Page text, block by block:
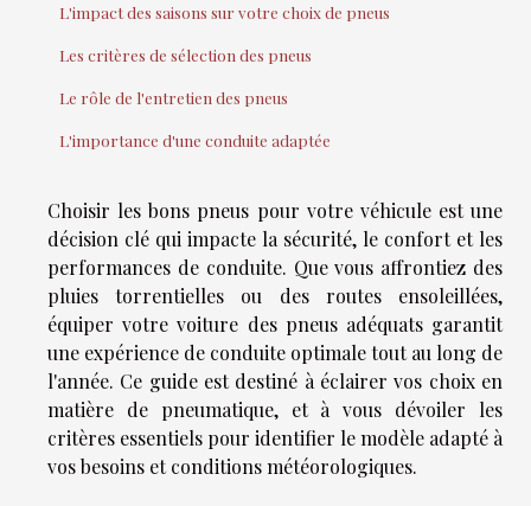
L'impact des saisons sur votre choix de pneus
Les critères de sélection des pneus
Le rôle de l'entretien des pneus
L'importance d'une conduite adaptée
Choisir les bons pneus pour votre véhicule est une
décision clé qui impacte la sécurité, le confort et les
performances de conduite. Que vous affrontiez des
pluies torrentielles ou des routes ensoleillées,
équiper votre voiture des pneus adéquats garantit
une expérience de conduite optimale tout au long de
l'année. Ce guide est destiné à éclairer vos choix en
matière de pneumatique, et à vous dévoiler les
critères essentiels pour identifier le modèle adapté à
vos besoins et conditions météorologiques.